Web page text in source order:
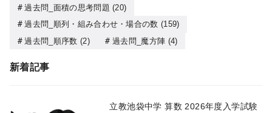
過去問_面積の思考問題 (20)
過去問_順列・組み合わせ・場合の数 (159)
過去問_順序数 (2) 過去問_魔方陣 (4)
新着記事
立教池袋中学 算数 2026年度入学試験